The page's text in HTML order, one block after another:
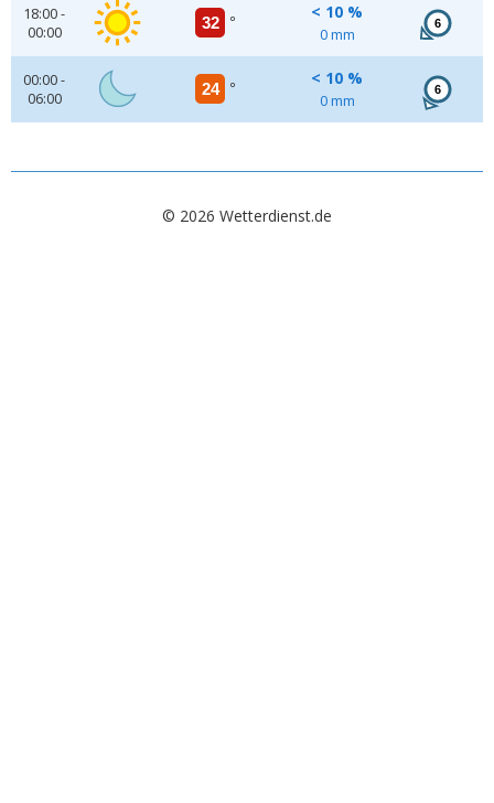
18:00 -
00:00
32 °
< 10 %
0 mm
6
00:00 -
06:00
24 °
< 10 %
0 mm
6
© 2026 Wetterdienst.de